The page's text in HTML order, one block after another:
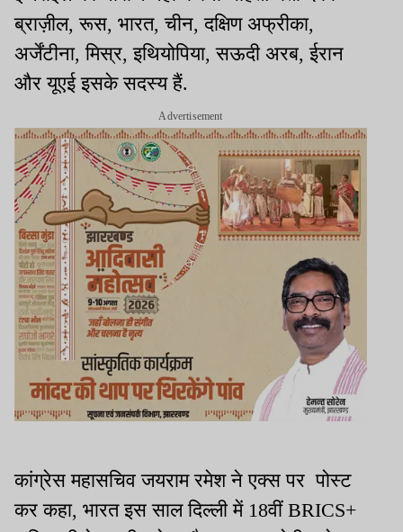
ब्राज़ील, रूस, भारत, चीन, दक्षिण अफ्रीका,
अर्जेंटीना, मिस्र, इथियोपिया, सऊदी अरब, ईरान
और यूएई इसके सदस्य हैं.
Advertisement
कांग्रेस महासचिव जयराम रमेश ने एक्स पर पोस्ट
कर कहा, भारत इस साल दिल्ली में 18वीं BRICS+